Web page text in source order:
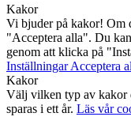
Kakor
Vi bjuder på kakor! Om
"Acceptera alla". Du
genom att klicka på
InställningarAcceptera
Kakor
Välj vilken typ av kakor
sparas i ett år. Läs vår